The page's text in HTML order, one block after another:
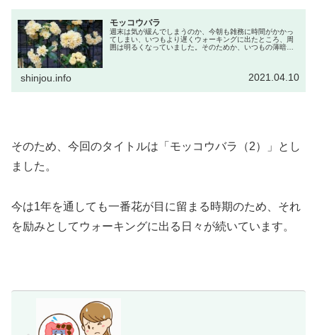
モッコウバラ
週末は気が緩んでしまうのか、今朝も雑務に時間がかかっ
てしまい、いつもより遅くウォーキングに出たところ、周
囲は明るくなっていました。そのためか、いつもの薄暗い
shinjou.info 2021.04.10
そのため、今回のタイトルは「モッコウバラ（2）」とし
ました。
今は1年を通しても一番花が目に留まる時期のため、それ
を励みとしてウォーキングに出る日々が続いています。